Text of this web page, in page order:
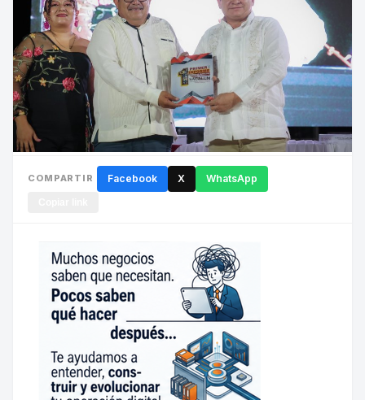
COMPARTIR Facebook X WhatsApp